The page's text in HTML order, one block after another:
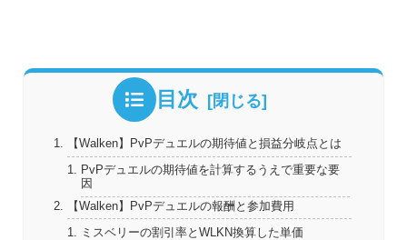
目次
【Walken】PvPデュエルの期待値と損益分岐点とは
PvPデュエルの期待値を計算するうえで重要な要
因
【Walken】PvPデュエルの報酬と参加費用
ミスベリーの割引率とWLKN換算した単価